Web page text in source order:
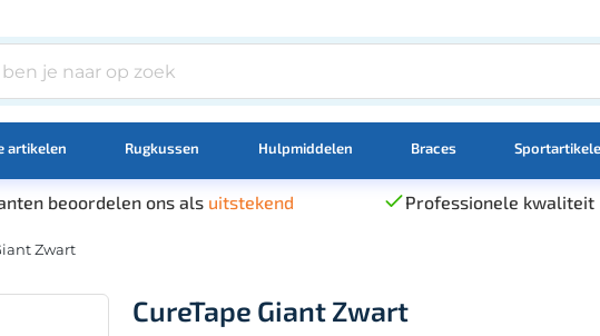
artikelen Rugkussen Hulpmiddelen Braces
beoordelen ons als uitstekend Professionele kwaliteit
Zwart
CureTape Giant Zwart